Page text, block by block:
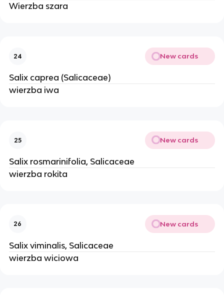
Wierzba szara
24 New cards
Salix caprea (Salicaceae)
wierzba iwa
25 New cards
Salix rosmarinifolia, Salicaceae
wierzba rokita
26 New cards
Salix viminalis, Salicaceae
wierzba wiciowa